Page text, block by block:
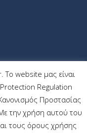
Το website μας είναι
Regulation
Προστασίας
την χρήση αυτού του
τους όρους χρήσης